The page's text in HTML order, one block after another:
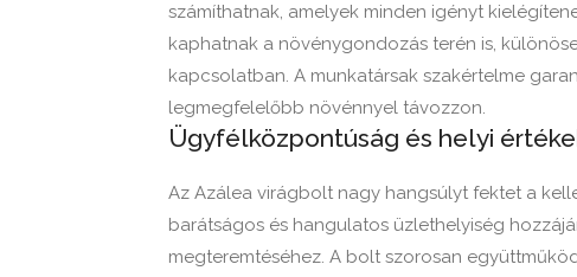
számíthatnak, amelyek minden igényt
kaphatnak a növénygondozás terén is,
kapcsolatban. A munkatársak szakértelme
legmegfelelőbb növénnyel távozzon.
Ügyfélközpontúság és helyi
Az Azálea virágbolt nagy hangsúlyt fektet a
barátságos és hangulatos üzlethelyiség
megteremtéséhez. A bolt szorosan